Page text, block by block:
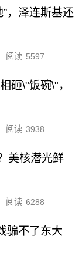
，泽连斯基还
阅读 5597
砸\"饭碗\"，
阅读 3938
美核潜光鲜
阅读 6288
骗不了东大